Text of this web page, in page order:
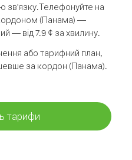
зв'язку.Телефонуйте на
(Панама) —
— від 7.9 ¢ за хвилину.
або тарифний план,
за кордон (Панама).
тарифи